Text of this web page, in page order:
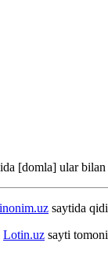
[domla] ular
saytida
Lotin.uz sayti